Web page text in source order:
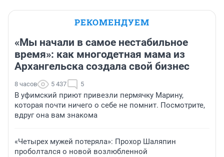
РЕКОМЕНДУЕМ
«Мы начали в самое нестабильное
время»: как многодетная мама из
Архангельска создала свой бизнес
8 часов 5 437 5
В уфимский приют привезли пермячку Марину,
которая почти ничего о себе не помнит. Посмотрите,
вдруг она вам знакома
«Четырех мужей потеряла»: Прохор Шаляпин
проболтался о новой возлюбленной